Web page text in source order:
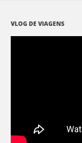
VLOG DE VIAGENS